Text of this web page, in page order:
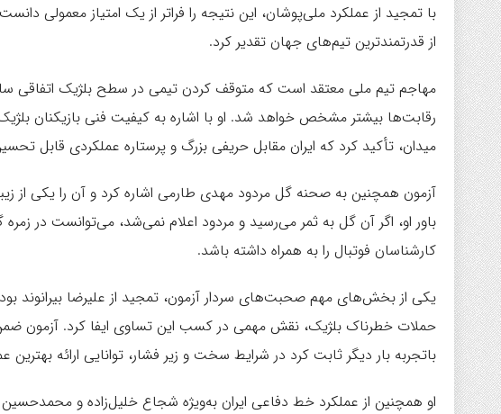
با تمجید از عملکرد ملی‌پوشان، این نتیجه را فراتر از یک امتیاز معمولی
از قدرتمندترین تیم‌های جهان تقدیر کرد.
مهاجم تیم ملی معتقد است که متوقف کردن تیمی در سطح بلژیک اتفاقی
رقابت‌ها بیشتر مشخص خواهد شد. او با اشاره به کیفیت فنی بازیکنان
میدان، تأکید کرد که ایران مقابل حریفی بزرگ و پرستاره عملکردی قابل
آزمون همچنین به صحنه گل مردود مهدی طارمی اشاره کرد و آن را یکی از
باور او، اگر آن گل به ثمر می‌رسید و مردود اعلام نمی‌شد، می‌توانست در
کارشناسان فوتبال را به همراه داشته باشد.
یکی از بخش‌های مهم صحبت‌های سردار آزمون، تمجید از علیرضا بیرانوند
حملات خطرناک بلژیک، نقش مهمی در کسب این تساوی ایفا کرد. آزمون ضمن
باتجربه بار دیگر ثابت کرد در شرایط سخت و زیر فشار، توانایی ارائه بهترین
او همچنین از عملکرد خط دفاعی ایران به‌ویژه شجاع خلیل‌زاده و محمدحسین